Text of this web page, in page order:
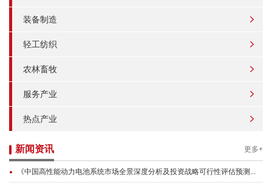
装备制造
轻工纺织
农林畜牧
服务产业
热点产业
新闻资讯 更多+
《中国高性能动力电池系统市场全景深度分析及投资战略可行性评估预测...